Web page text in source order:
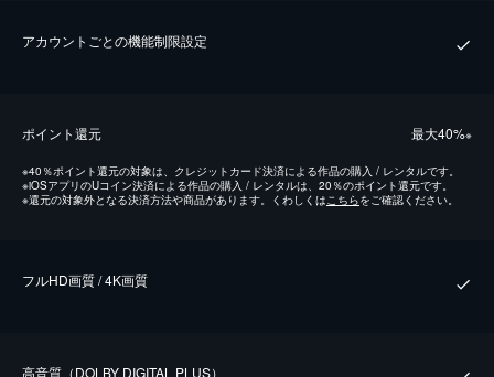
アカウントごとの機能制限設定
ポイント還元 最⼤40%※
※40％ポイント還元の対象は、クレジットカード決済による作品の購入 / レンタルです。
※iOSアプリのUコイン決済による作品の購入 / レンタルは、20％のポイント還元です。
※還元の対象外となる決済方法や商品があります。くわしくは こちらをご確認ください。
フルHD画質 / 4K画質
⾼⾳質（DOLBY DIGITAL PLUS）